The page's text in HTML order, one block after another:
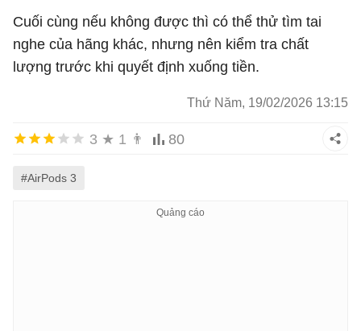
Cuối cùng nếu không được thì có thể thử tìm tai
nghe của hãng khác, nhưng nên kiểm tra chất
lượng trước khi quyết định xuống tiền.
Thứ Năm, 19/02/2026 13:15
3 ★ 1 👨 80
#AirPods 3